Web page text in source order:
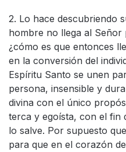
2. Lo hace descubriendo
hombre no llega al
¿cómo es que entonces
en la conversión del
Espíritu Santo se unen
persona, insensible y
divina con el único
terca y egoísta, con el fin
lo salve. Por supuesto
para que en el corazón